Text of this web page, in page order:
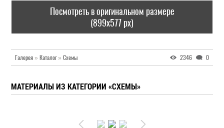
Посмотреть в оригинальном размере
(899x577 px)
Галерея » Каталог» Схемы 2346 0
МАТЕРИАЛЫ ИЗ КАТЕГОРИИ «СХЕМЫ»